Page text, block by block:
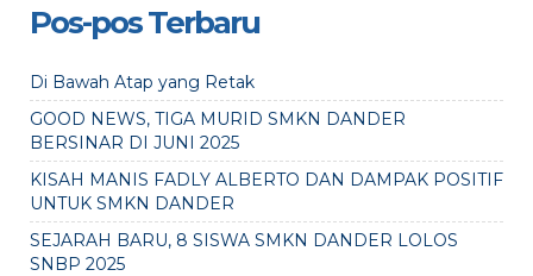
Pos-pos Terbaru
Di Bawah Atap yang Retak
GOOD NEWS, TIGA MURID SMKN DANDER
BERSINAR DI JUNI 2025
KISAH MANIS FADLY ALBERTO DAN DAMPAK POSITIF
UNTUK SMKN DANDER
SEJARAH BARU, 8 SISWA SMKN DANDER LOLOS
SNBP 2025